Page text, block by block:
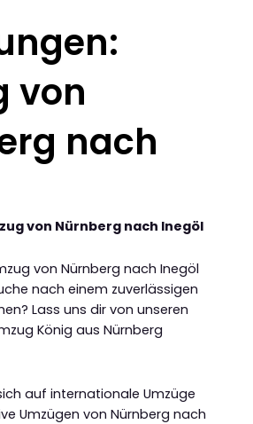
von
nach
von Nürnberg nach Inegöl
von Nürnberg nach Inegöl
nach einem zuverlässigen
Lass uns dir von unseren
König aus Nürnberg
auf internationale Umzüge
Umzügen von Nürnberg nach